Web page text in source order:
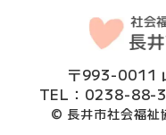
〒993-0011
TEL：0238-88-
© 長井市社会福